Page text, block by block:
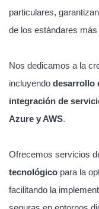
particulares,
de los estándares
Nos dedicamos a la
incluyendo desarrollo
integración de
Azure y AWS.
Ofrecemos servicios
tecnológico para la
facilitando la